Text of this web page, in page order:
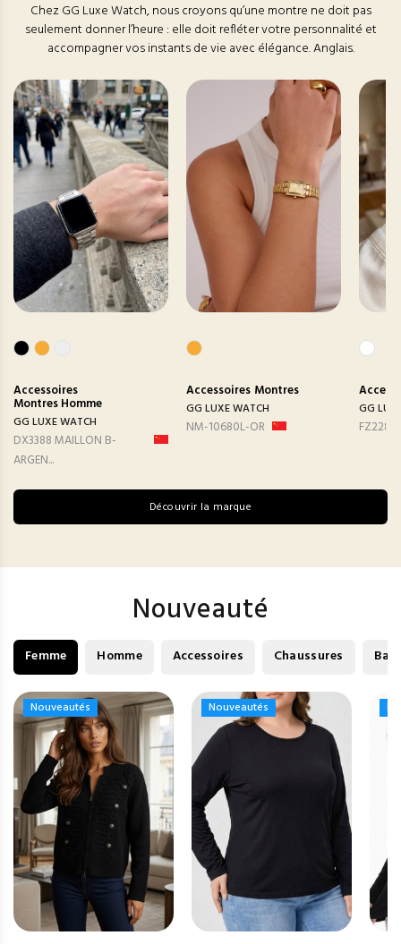
Chez GG Luxe Watch, nous croyons qu’une montre ne doit pas
seulement donner l’heure : elle doit refléter votre personnalité et
accompagner vos instants de vie avec élégance. Anglais.
Accessoires
Montres Homme
GG LUXE WATCH
DX3388 MAILLON B-
ARGEN...
Accessoires Montres
GG LUXE WATCH
NM-10680L-OR
GG
FZ2282
Découvrir la marque
Nouveauté
Femme Homme Accessoires Chaussures
Nouveautés
Nouveautés Nouveautés
Nouveautés